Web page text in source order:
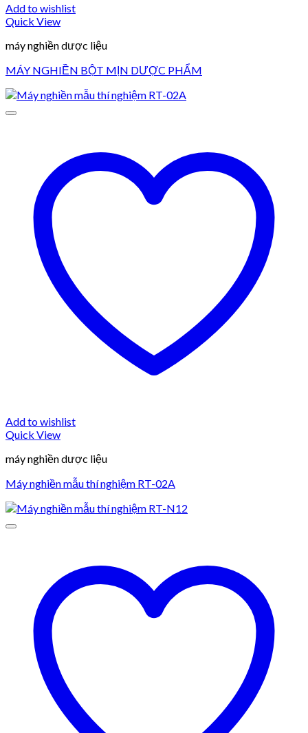
Add to wishlist
Quick View
máy nghiền dược liệu
MÁY NGHIỀN BỘT MỊN DƯỢC PHẨM
Add to wishlist
Quick View
máy nghiền dược liệu
Máy nghiền mẫu thí nghiệm RT-02A